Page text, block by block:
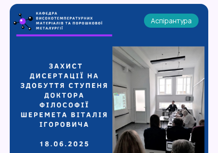
Соловйова Тетяна Олександрівна • Барабаш Максим
[…]
Аспірантура